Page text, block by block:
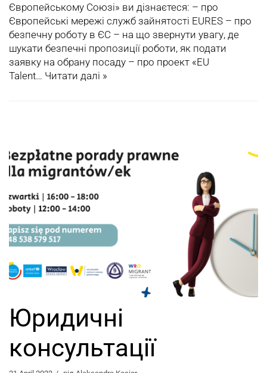
Європейському Союзі» ви дізнаєтеся: – про
Європейські мережі служб зайнятості EURES – про
безпечну роботу в ЄС – на що звернути увагу, де
шукати безпечні пропозиції роботи, як подати
заявку на обрану посаду – про проект «EU
Talent… Читати далі »
Юридичні
консультації